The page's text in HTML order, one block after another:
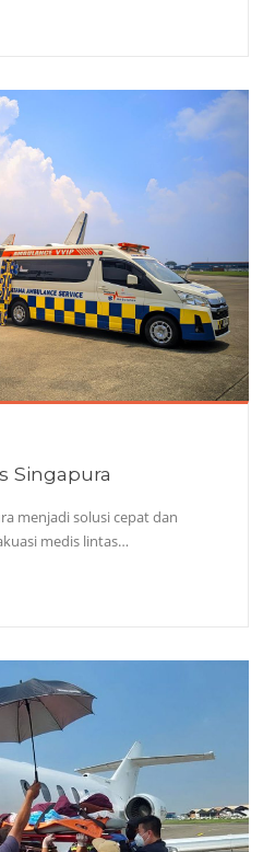
Singapura
menjadi solusi cepat dan
medis lintas…